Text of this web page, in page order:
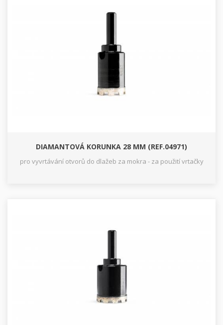
DIAMANTOVÁ KORUNKA 28 MM (REF.04971)
pro vyvrtávání otvorů do dlažeb za mokra - za použití vrtačky